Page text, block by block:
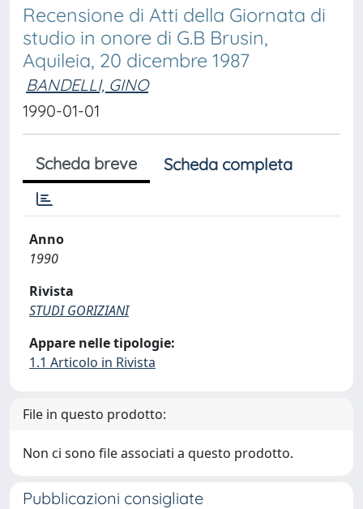
Recensione di Atti della Giornata di
studio in onore di G.B Brusin,
Aquileia, 20 dicembre 1987
BANDELLI, GINO
1990-01-01
Scheda breve Scheda completa
Anno
1990
Rivista
STUDI GORIZIANI
Appare nelle tipologie:
1.1 Articolo in Rivista
File in questo prodotto:
Non ci sono file associati a questo prodotto.
Pubblicazioni consigliate